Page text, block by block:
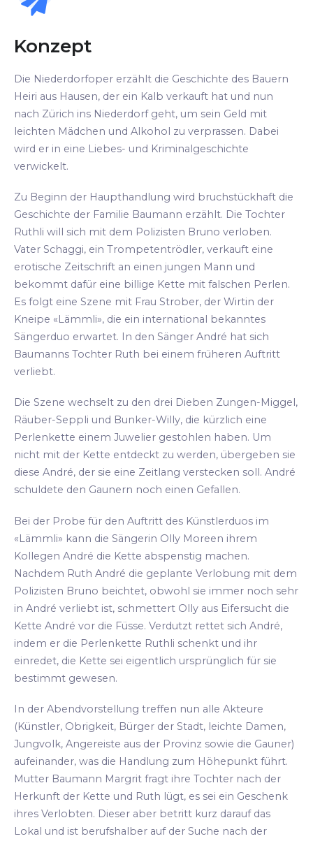
Konzept
Die Niederdorfoper erzählt die Geschichte des Bauern
Heiri aus Hausen, der ein Kalb verkauft hat und nun
nach Zürich ins Niederdorf geht, um sein Geld mit
leichten Mädchen und Alkohol zu verprassen. Dabei
wird er in eine Liebes- und Kriminalgeschichte
verwickelt.
Zu Beginn der Haupthandlung wird bruchstückhaft die
Geschichte der Familie Baumann erzählt. Die Tochter
Ruthli will sich mit dem Polizisten Bruno verloben.
Vater Schaggi, ein Trompetentrödler, verkauft eine
erotische Zeitschrift an einen jungen Mann und
bekommt dafür eine billige Kette mit falschen Perlen.
Es folgt eine Szene mit Frau Strober, der Wirtin der
Kneipe «Lämmli», die ein international bekanntes
Sängerduo erwartet. In den Sänger André hat sich
Baumanns Tochter Ruth bei einem früheren Auftritt
verliebt.
Die Szene wechselt zu den drei Dieben Zungen-Miggel,
Räuber-Seppli und Bunker-Willy, die kürzlich eine
Perlenkette einem Juwelier gestohlen haben. Um
nicht mit der Kette entdeckt zu werden, übergeben sie
diese André, der sie eine Zeitlang verstecken soll. André
schuldete den Gaunern noch einen Gefallen.
Bei der Probe für den Auftritt des Künstlerduos im
«Lämmli» kann die Sängerin Olly Moreen ihrem
Kollegen André die Kette abspenstig machen.
Nachdem Ruth André die geplante Verlobung mit dem
Polizisten Bruno beichtet, obwohl sie immer noch sehr
in André verliebt ist, schmettert Olly aus Eifersucht die
Kette André vor die Füsse. Verdutzt rettet sich André,
indem er die Perlenkette Ruthli schenkt und ihr
einredet, die Kette sei eigentlich ursprünglich für sie
bestimmt gewesen.
In der Abendvorstellung treffen nun alle Akteure
(Künstler, Obrigkeit, Bürger der Stadt, leichte Damen,
Jungvolk, Angereiste aus der Provinz sowie die Gauner)
aufeinander, was die Handlung zum Höhepunkt führt.
Mutter Baumann Margrit fragt ihre Tochter nach der
Herkunft der Kette und Ruth lügt, es sei ein Geschenk
ihres Verlobten. Dieser aber betritt kurz darauf das
Lokal und ist berufshalber auf der Suche nach der